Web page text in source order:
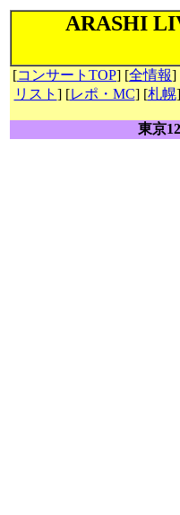
ARASHI
[コンサートTOP] [全情報]
リスト ] [レポ・MC] [札幌
東京